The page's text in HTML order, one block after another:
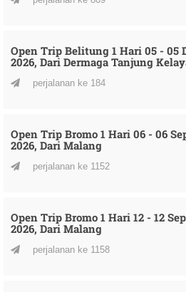
Open Trip Belitung 1 Hari 05 - 05
2026, Dari Dermaga Tanjung
perjalanan ke 184
Open Trip Bromo 1 Hari 06 - 06
2026, Dari Malang
perjalanan ke 1152
Open Trip Bromo 1 Hari 12 - 12
2026, Dari Malang
perjalanan ke 1158